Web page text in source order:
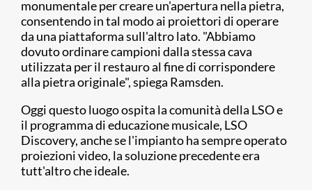
monumentale per creare un'apertura nella pietra,
consentendo in tal modo ai proiettori di operare
da una piattaforma sull'altro lato. "Abbiamo
dovuto ordinare campioni dalla stessa cava
utilizzata per il restauro al fine di corrispondere
alla pietra originale", spiega Ramsden.
Oggi questo luogo ospita la comunità della LSO e
il programma di educazione musicale, LSO
Discovery, anche se l'impianto ha sempre operato
proiezioni video, la soluzione precedente era
tutt'altro che ideale.